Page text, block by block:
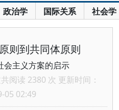
政治学 国际关系 社会学
则到共同体原则
主义方案的启示
阅读 2380 次 更新时间：
05 02:49